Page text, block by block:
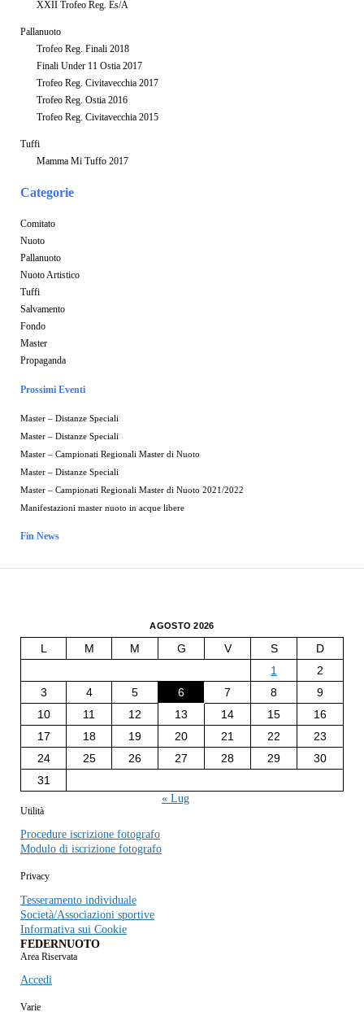
XXII Trofeo Reg. Es/A
Pallanuoto
Trofeo Reg. Finali 2018
Finali Under 11 Ostia 2017
Trofeo Reg. Civitavecchia 2017
Trofeo Reg. Ostia 2016
Trofeo Reg. Civitavecchia 2015
Tuffi
Mamma Mi Tuffo 2017
Categorie
Comitato
Nuoto
Pallanuoto
Nuoto Artistico
Tuffi
Salvamento
Fondo
Master
Propaganda
Prossimi Eventi
Master – Distanze Speciali
Master – Distanze Speciali
Master – Campionati Regionali Master di Nuoto
Master – Distanze Speciali
Master – Campionati Regionali Master di Nuoto 2021/2022
Manifestazioni master nuoto in acque libere
Fin News
AGOSTO 2026
L M M G V S
D
1
2
3
4 5 6 7 8
9
10
11 12 13 14 15
16
17
18 19 20 21 22
23
24
25 26 27 28 29
30
31
« Lug
Utilità
Procedure iscrizione fotografo
Modulo di iscrizione fotografo
Privacy
Tesseramento individuale
Società/Associazioni sportive
Informativa sui Cookie
FEDERNUOTO
Area Riservata
Accedi
Varie